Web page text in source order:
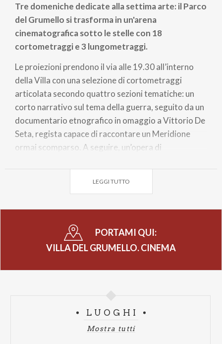
Tre domeniche dedicate alla settima arte: il Parco
del Grumello si trasforma in un'arena
cinematografica sotto le stelle con 18
cortometraggi e 3 lungometraggi.
Le proiezioni prendono il via alle 19.30 all’interno
della Villa con una selezione di cortometraggi
articolata secondo quattro sezioni tematiche: un
corto narrativo sul tema della guerra, seguito da un
documentario etnografico in omaggio a Vittorio De
Seta, regista capace di raccontare un Meridione
ormai scomparso. A seguire, un’opera di
Alle 21.30 nel Parterre della Villa sotto a Cedro, è la
volta del lungometraggio: una proiezione centrata
Domenica 15 giugno 2025
LEGGI TUTTO
PORTAMI QUI:
VILLA DEL GRUMELLO. CINEMA
LUOGHI
Mostra tutti